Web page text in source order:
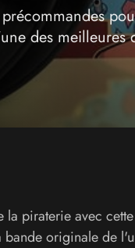
des meilleures
piraterie avec
originale de